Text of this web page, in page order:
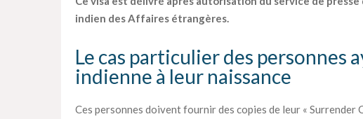
indien des Affaires étrangères.
Le cas particulier des personnes
indienne à leur naissance
Ces personnes doivent fournir des copies de leur «